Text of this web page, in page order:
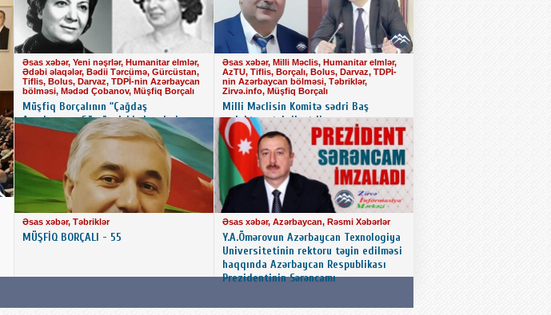
Əsas xəbər, Yeni nəşrlər, Humanitar elmlər,
Ədəbi əlaqələr, Bədii Tərcümə, Gürcüstan,
Tiflis, Bolus, Darvaz, TDPİ-nin Azərbaycan
bölməsi, Mədəd Çobanov, Müşfiq Borçalı
Müşfiq Borçalının “Çağdaş
Azərbaycan-Gürcü ədəbi əlaqələri:
Dilarə Əliyeva və Leyla Eradze” adlı
növbəti elmi məqaləsi çap olunub
Əsas xəbər, Milli Məclis, Humanitar elmlər,
AzTU, Tiflis, Borçalı, Bolus, Darvaz, TDPİ-
nin Azərbaycan bölməsi, Təbriklər,
Zirvə.info, Müşfiq Borçalı
Milli Məclisin Komitə sədri Baş
redaktoru təbrik etdi
Əsas xəbər, Təbriklər
MÜŞFİQ BORÇALI - 55
Əsas xəbər, Azərbaycan, Rəsmi Xəbərlər
Y.A.Ömərovun Azərbaycan Texnologiya
Universitetinin rektoru təyin edilməsi
haqqında Azərbaycan Respublikası
Prezidentinin Sərəncamı